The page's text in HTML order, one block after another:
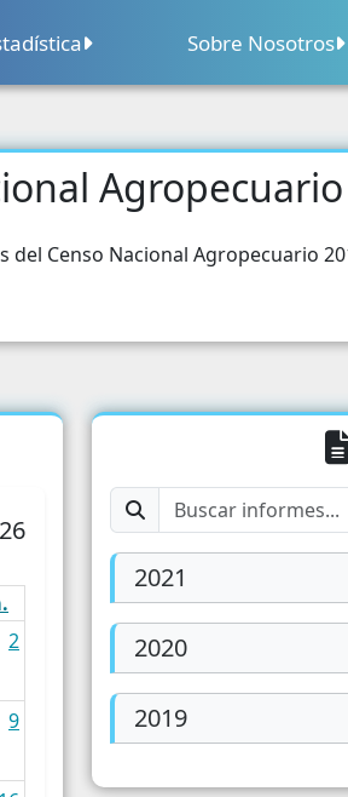
Nacional Agropecuario
/ Servicios
del Automotor
Sobre Nosotros
Calendario
Agropecuario
Censo Nacional Agropecuario
2
9
2021
2020
2019